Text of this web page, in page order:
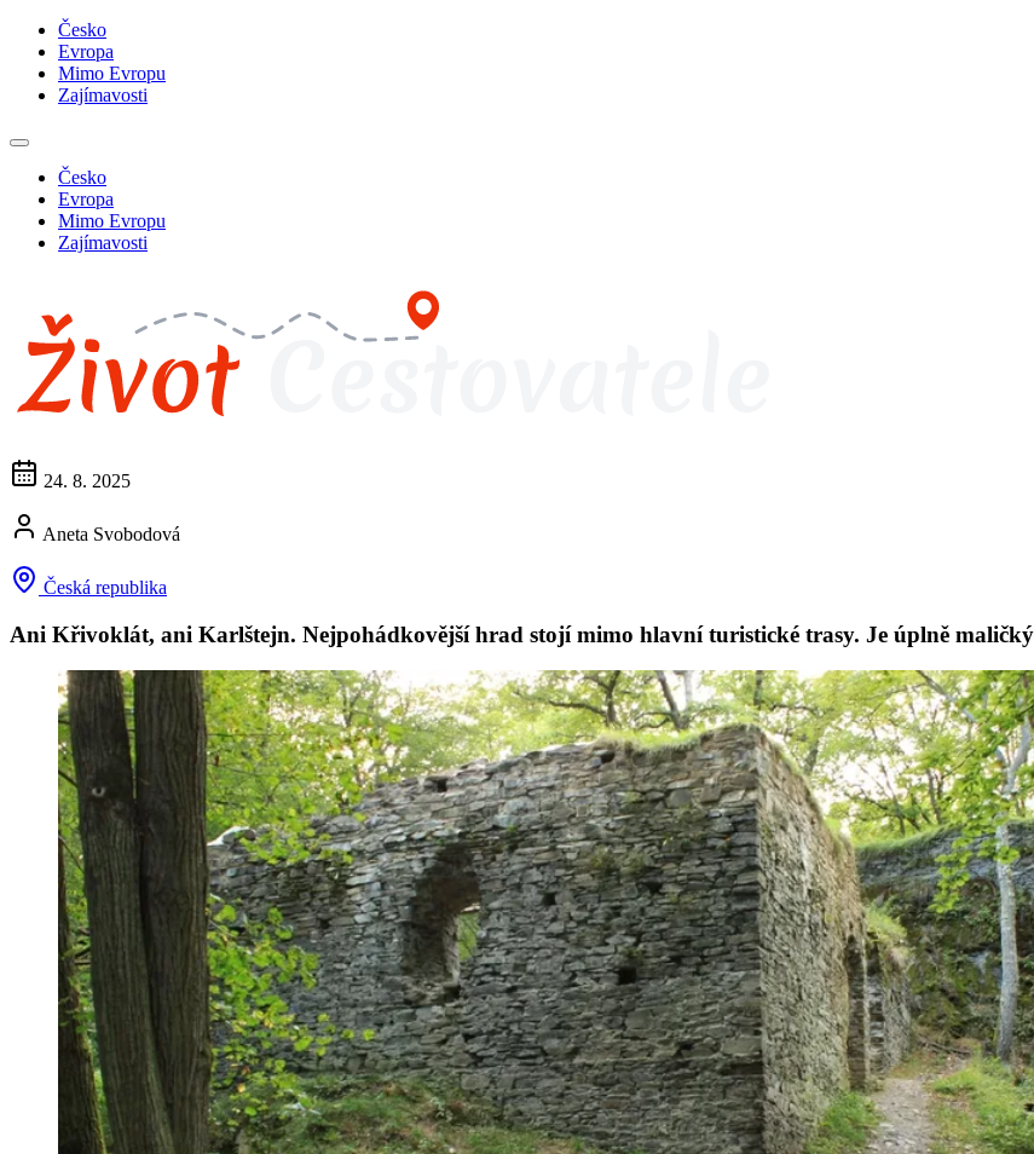
Česko
Evropa
Mimo Evropu
Zajímavosti
Česko
Evropa
Mimo Evropu
Zajímavosti
24. 8. 2025
Aneta Svobodová
Česká republika
Ani Křivoklát, ani Karlštejn. Nejpohádkovější hrad stojí mimo hlavní turistické trasy. Je úplně maličký